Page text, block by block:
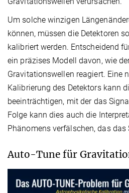
Um solche winzigen
können, müssen die Detektoren
kalibriert werden. Entscheidend
ein präzises Modell davon, wie
Gravitationswellen reagiert. Eine
Kalibrierung des Detektors kann
beeinträchtigen, mit der das
Folge kann dies auch die
Phänomens verfälschen, das das
Auto-Tune für